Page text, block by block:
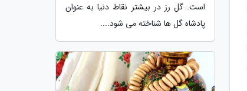
است. گل رز در بیشتر نقاط دنیا به عنوان
پادشاه گل ها شناخته می شود....